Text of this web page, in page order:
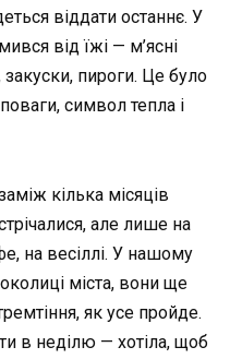
віддати останнє. У
від їжі — м’ясні
закуски, пироги. Це було
символ тепла і
кілька місяців
але лише на
на весіллі. У нашому
міста, вони ще
як усе пройде.
в неділю — хотіла, щоб